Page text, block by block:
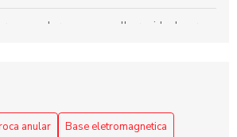
anular: como escolher o ideal para
Anular: Escolha a Solução Ideal
anular
Base eletromagnetica